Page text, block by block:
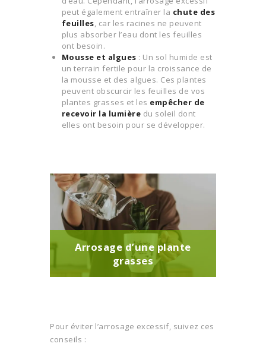
peut également entraîner la chute des
feuilles, car les racines ne peuvent
plus absorber l’eau dont les feuilles
ont besoin.
Mousse et algues : Un sol humide est
un terrain fertile pour la croissance de
la mousse et des algues. Ces plantes
peuvent obscurcir les feuilles de vos
plantes grasses et les empêcher de
recevoir la lumière du soleil dont
elles ont besoin pour se développer.
Arrosage d’une plante
grasses
Pour éviter l’arrosage excessif, suivez ces
conseils :